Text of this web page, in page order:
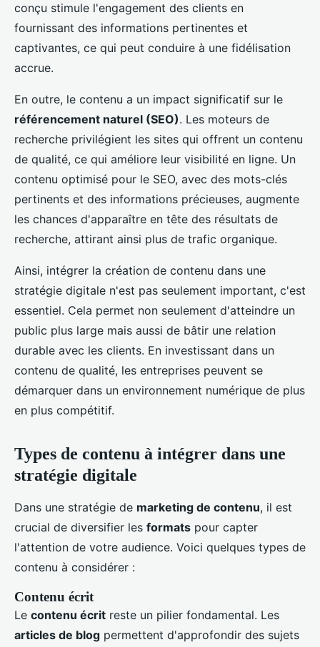
conçu stimule l'engagement des clients en
fournissant des informations pertinentes et
captivantes, ce qui peut conduire à une fidélisation
accrue.
En outre, le contenu a un impact significatif sur le
référencement naturel (SEO). Les moteurs de
recherche privilégient les sites qui offrent un contenu
de qualité, ce qui améliore leur visibilité en ligne. Un
contenu optimisé pour le SEO, avec des mots-clés
pertinents et des informations précieuses, augmente
les chances d'apparaître en tête des résultats de
recherche, attirant ainsi plus de trafic organique.
Ainsi, intégrer la création de contenu dans une
stratégie digitale n'est pas seulement important, c'est
essentiel. Cela permet non seulement d'atteindre un
public plus large mais aussi de bâtir une relation
durable avec les clients. En investissant dans un
contenu de qualité, les entreprises peuvent se
démarquer dans un environnement numérique de plus
en plus compétitif.
Types de contenu à intégrer dans une
stratégie digitale
Dans une stratégie de marketing de contenu, il est
crucial de diversifier les formats pour capter
l'attention de votre audience. Voici quelques types de
contenu à considérer :
Contenu écrit
Le contenu écrit reste un pilier fondamental. Les
articles de blog permettent d'approfondir des sujets